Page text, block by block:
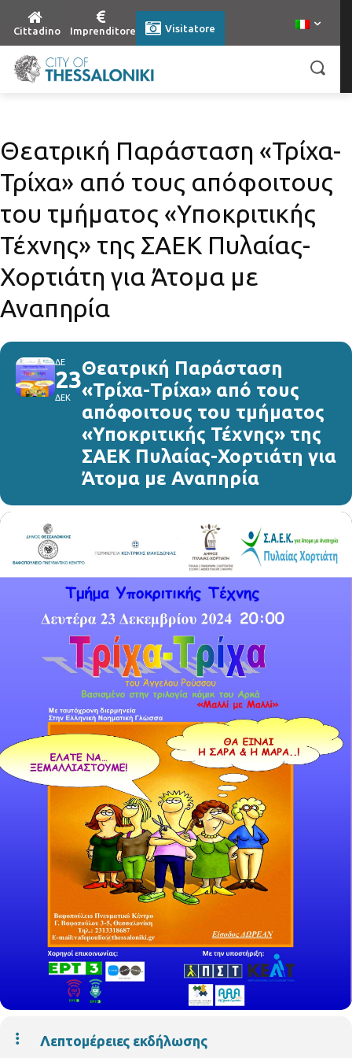
Cittadino Imprenditore Visitatore
Θεατρική Παράσταση «Τρίχα-
Τρίχα» από τους απόφοιτους
του τμήματος «Υποκριτικής
Τέχνης» της ΣΑΕΚ Πυλαίας-
Χορτιάτη για Άτομα με
Αναπηρία
ΔΕ
23
ΔΕΚ
Θεατρική Παράσταση
«Τρίχα-Τρίχα» από τους
απόφοιτους του τμήματος
«Υποκριτικής Τέχνης» της
ΣΑΕΚ Πυλαίας-Χορτιάτη για
Άτομα με Αναπηρία
Λεπτομέρειες εκδήλωσης